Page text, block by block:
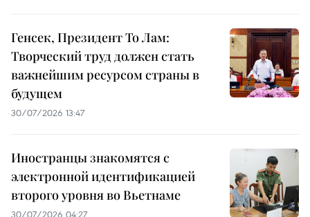
Генсек, Президент То Лам:
Творческий труд должен стать
важнейшим ресурсом страны в
будущем
30/07/2026 13:47
Иностранцы знакомятся с
электронной идентификацией
второго уровня во Вьетнаме
30/07/2026 04:27